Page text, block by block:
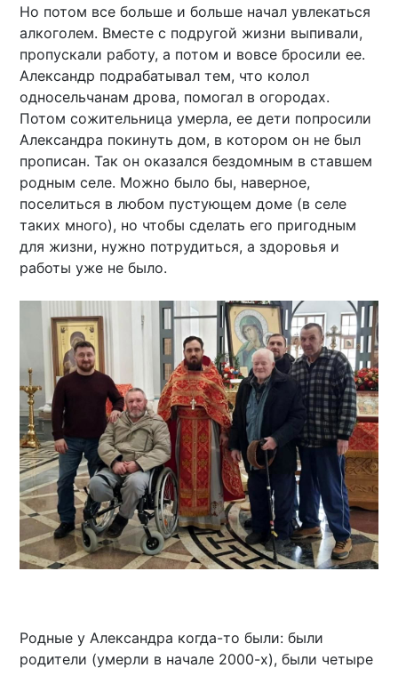
Но потом все больше и больше начал увлекаться
алкоголем. Вместе с подругой жизни выпивали,
пропускали работу, а потом и вовсе бросили ее.
Александр подрабатывал тем, что колол
односельчанам дрова, помогал в огородах.
Потом сожительница умерла, ее дети попросили
Александра покинуть дом, в котором он не был
прописан. Так он оказался бездомным в ставшем
родным селе. Можно было бы, наверное,
поселиться в любом пустующем доме (в селе
таких много), но чтобы сделать его пригодным
для жизни, нужно потрудиться, а здоровья и
работы уже не было.
Родные у Александра когда-то были: были
родители (умерли в начале 2000-х), были четыре